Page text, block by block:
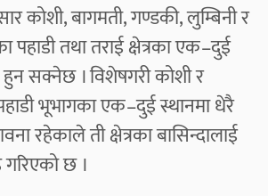
कोशी, बागमती, गण्डकी, लुम्बिनी र
पहाडी तथा तराई क्षेत्रका एक–दुई
हुन सक्नेछ । विशेषगरी कोशी र
भूभागका एक–दुई स्थानमा धेरै
रहेकाले ती क्षेत्रका बासिन्दालाई
छ ।